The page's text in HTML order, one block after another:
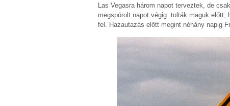
Las Vegasra három napot terveztek, de
megspórolt napot végig tolták maguk előtt,
fel. Hazautazás előtt megint néhány napig